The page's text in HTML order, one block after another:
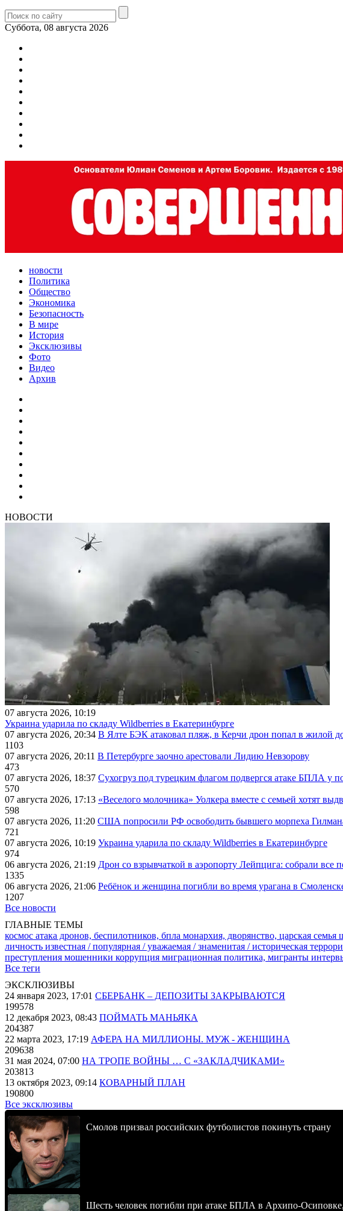
Суббота, 08 августа 2026
новости
Политика
Общество
Экономика
Безопасность
В мире
История
Эксклюзивы
Фото
Видео
Архив
НОВОСТИ
07 августа 2026, 10:19
Украина ударила по складу Wildberries в Екатеринбурге
07 августа 2026, 20:34 В Ялте БЭК атаковал пляж, в Керчи дрон попал в жилой
1103
07 августа 2026, 20:11 В Петербурге заочно арестовали Лидию Невзорову
473
07 августа 2026, 18:37 Сухогруз под турецким флагом подвергся атаке БПЛА у
570
07 августа 2026, 17:13 «Веселого молочника» Уолкера вместе с семьей хотят
598
07 августа 2026, 11:20 США попросили РФ освободить бывшего морпеха
721
07 августа 2026, 10:19 Украина ударила по складу Wildberries в Екатеринбурге
974
06 августа 2026, 21:19 Дрон со взрывчаткой в аэропорту Лейпцига: собрали все
1335
06 августа 2026, 21:06 Ребёнок и женщина погибли во время урагана в
1207
Все новости
ГЛАВНЫЕ ТЕМЫ
космос атака дронов, беспилотников, бпла монархия, дворянство, царская семья
личность известная / популярная / уважаемая / знаменитая / историческая
преступления мошенники коррупция миграционная политика, мигранты
Все теги
ЭКСКЛЮЗИВЫ
24 января 2023, 17:01 СБЕРБАНК – ДЕПОЗИТЫ ЗАКРЫВАЮТСЯ
199578
12 декабря 2023, 08:43 ПОЙМАТЬ МАНЬЯКА
204387
22 марта 2023, 17:19 АФЕРА НА МИЛЛИОНЫ. МУЖ - ЖЕНЩИНА
209638
31 мая 2024, 07:00 НА ТРОПЕ ВОЙНЫ … С «ЗАКЛАДЧИКАМИ»
203813
13 октября 2023, 09:14 КОВАРНЫЙ ПЛАН
190800
Все эксклюзивы
Смолов призвал российских футболистов покинуть страну
Шесть человек погибли при атаке БПЛА в Архипо-